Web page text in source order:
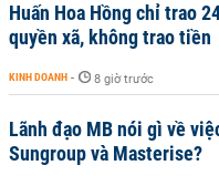
Huấn Hoa Hồng chỉ trao
quyền xã, không trao tiền
KINH DOANH - 8 giờ trước
Lãnh đạo MB nói gì về
Sungroup và Masterise?